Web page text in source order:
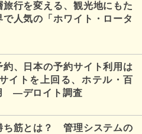
行を変える、観光地にもた
人気の「ホワイト・ロータ
、日本の予約サイト利用は
イトを上回る、ホテル・百
―デロイト調査
ち筋とは？ 管理システムの